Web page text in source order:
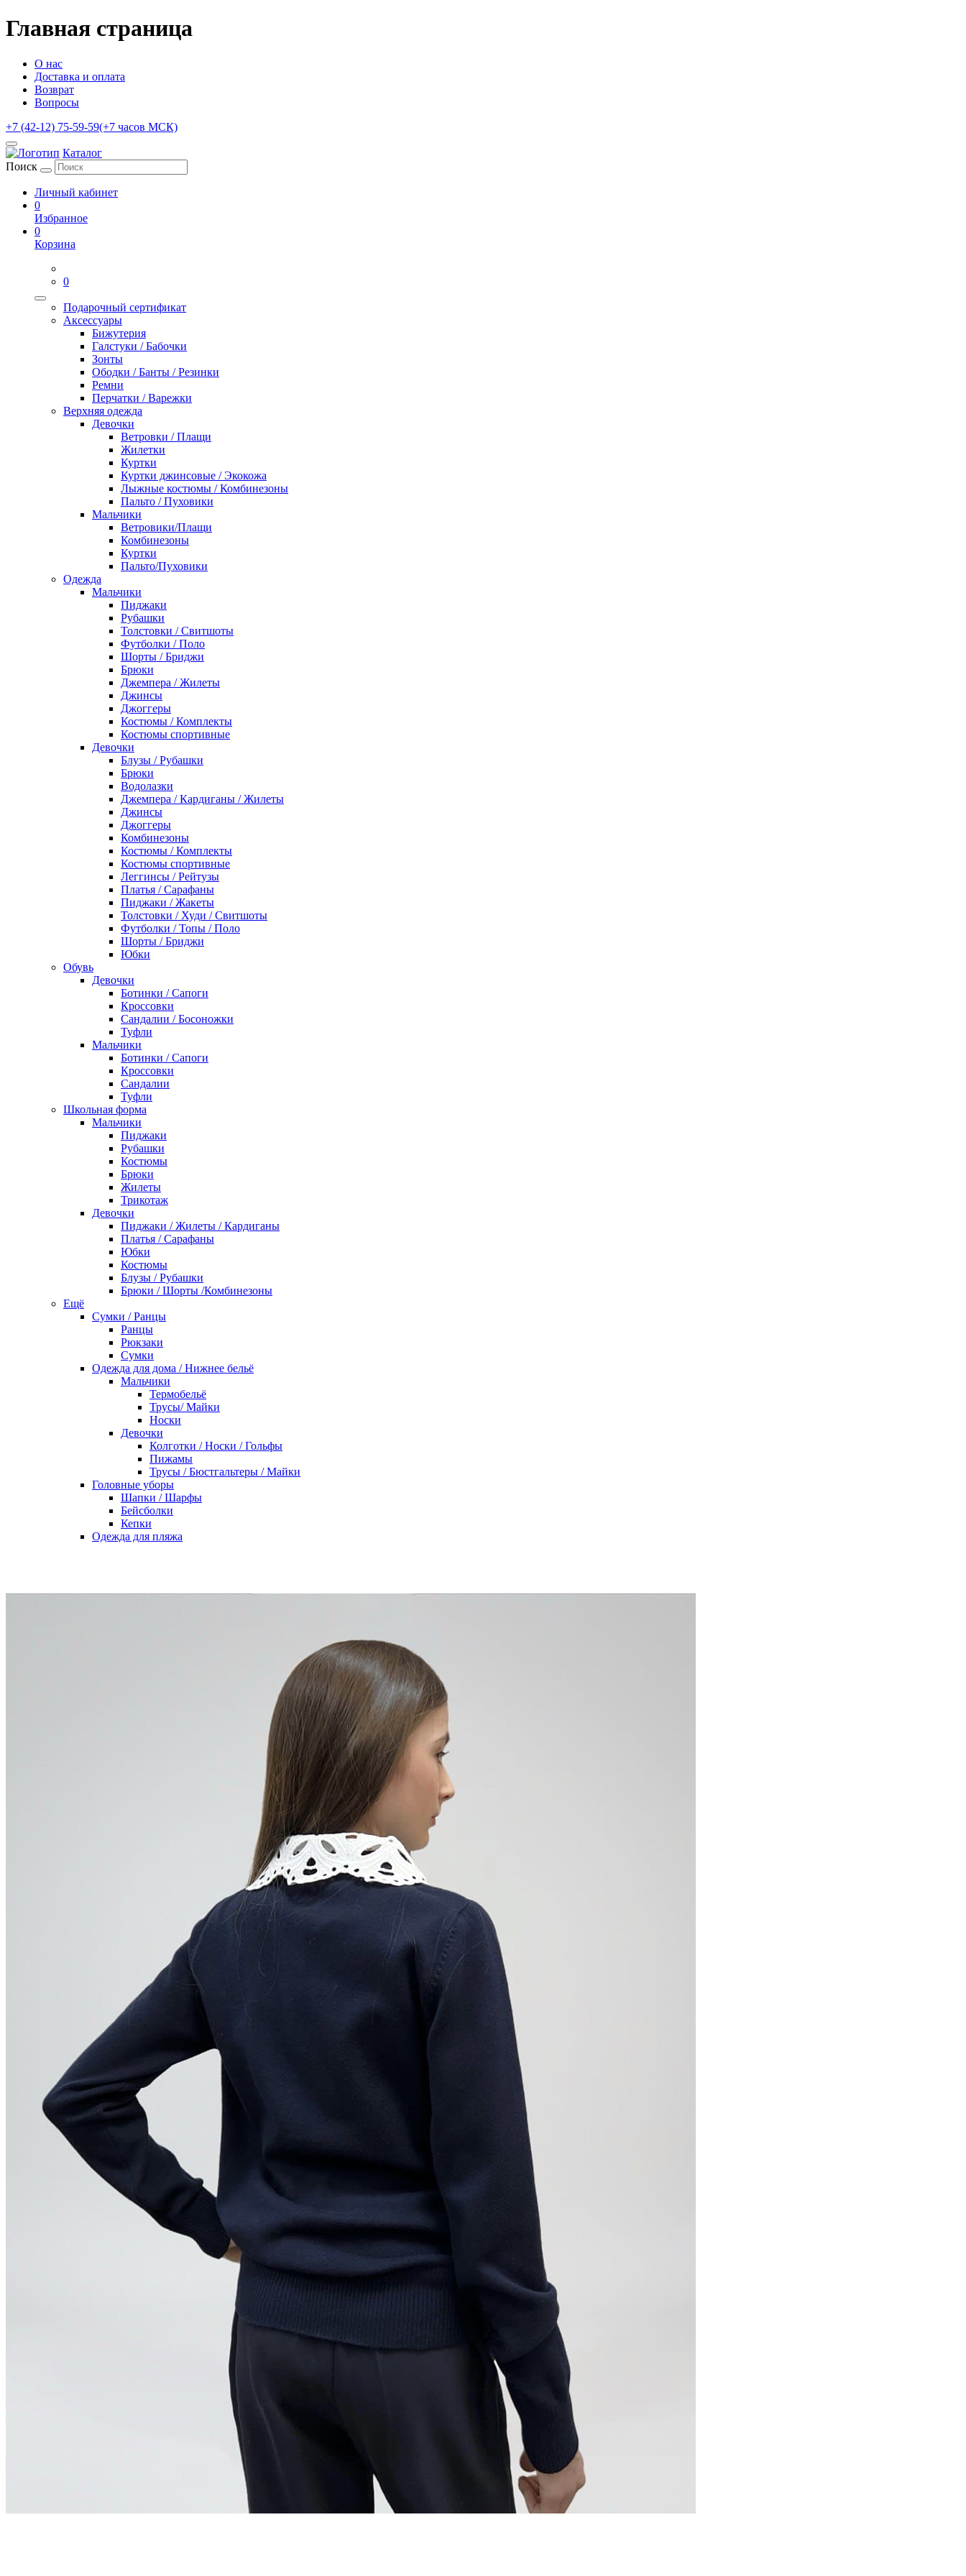
Главная страница
О нас
Доставка и оплата
Возврат
Вопросы
+7 (42-12) 75-59-59(+7 часов МСК)
Каталог
Поиск
Личный кабинет
0
Избранное
0
Корзина
0
Подарочный сертификат
Аксессуары
Бижутерия
Галстуки / Бабочки
Зонты
Ободки / Банты / Резинки
Ремни
Перчатки / Варежки
Верхняя одежда
Девочки
Ветровки / Плащи
Жилетки
Куртки
Куртки джинсовые / Экокожа
Лыжные костюмы / Комбинезоны
Пальто / Пуховики
Мальчики
Ветровики/Плащи
Комбинезоны
Куртки
Пальто/Пуховики
Одежда
Мальчики
Пиджаки
Рубашки
Толстовки / Свитшоты
Футболки / Поло
Шорты / Бриджи
Брюки
Джемпера / Жилеты
Джинсы
Джоггеры
Костюмы / Комплекты
Костюмы спортивные
Девочки
Блузы / Рубашки
Брюки
Водолазки
Джемпера / Кардиганы / Жилеты
Джинсы
Джоггеры
Комбинезоны
Костюмы / Комплекты
Костюмы спортивные
Леггинсы / Рейтузы
Платья / Сарафаны
Пиджаки / Жакеты
Толстовки / Худи / Свитшоты
Футболки / Топы / Поло
Шорты / Бриджи
Юбки
Обувь
Девочки
Ботинки / Сапоги
Кроссовки
Сандалии / Босоножки
Туфли
Мальчики
Ботинки / Сапоги
Кроссовки
Сандалии
Туфли
Школьная форма
Мальчики
Пиджаки
Рубашки
Костюмы
Брюки
Жилеты
Трикотаж
Девочки
Пиджаки / Жилеты / Кардиганы
Платья / Сарафаны
Юбки
Костюмы
Блузы / Рубашки
Брюки / Шорты /Комбинезоны
Ещё
Сумки / Ранцы
Ранцы
Рюкзаки
Сумки
Одежда для дома / Нижнее бельё
Мальчики
Термобельё
Трусы/ Майки
Носки
Девочки
Колготки / Носки / Гольфы
Пижамы
Трусы / Бюстгальтеры / Майки
Головные уборы
Шапки / Шарфы
Бейсболки
Кепки
Одежда для пляжа